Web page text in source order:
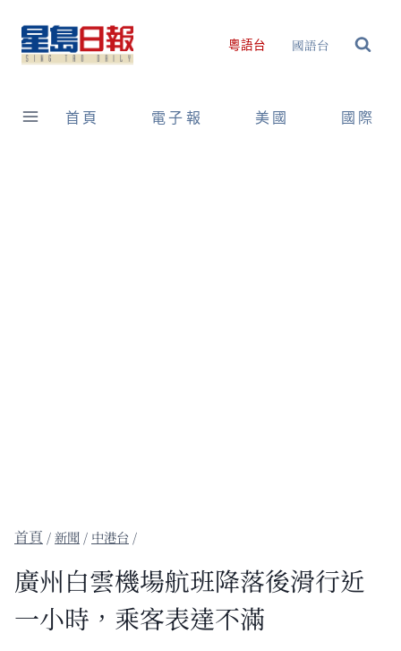
content
粵語台 國語台
首頁 電子報 美國 國際
/新聞 / 中港台 /
廣州白雲機場航班降落後滑行近
一小時，乘客表達不滿